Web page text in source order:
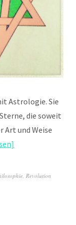
Astrologie. Sie
die soweit
Art und Weise
, Revolution